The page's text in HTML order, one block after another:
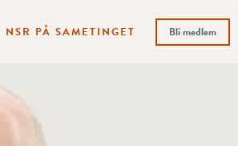
NSR PÅ SAMETINGET Bli medlem